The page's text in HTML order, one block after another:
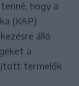
hogy a
(KAP)
álló
a
termelők